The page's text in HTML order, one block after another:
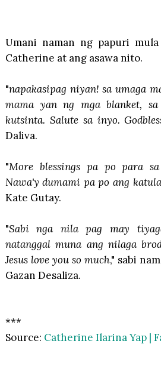
Umani naman ng papuri
Catherine at ang asawa nito.
"napakasipag niyan! sa umaga
mama yan ng mga blanket,
kutsinta. Salute sa inyo.
Daliva.
"More blessings pa po para
Nawa'y dumami pa po ang
Kate Gutay.
"Sabi nga nila pag may
natanggal muna ang nilaga
Jesus love you so much," sabi
Gazan Desaliza.
***
Source: Catherine Ilarina Yap |